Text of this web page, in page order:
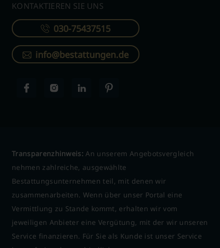
KONTAKTIEREN SIE UNS
030-75437515
info@bestattungen.de
Transparenzhinweis: An unserem Angebotsvergleich
nehmen zahlreiche, ausgewählte
Bestattungsunternehmen teil, mit denen wir
zusammenarbeiten. Wenn über unser Portal eine
Vermittlung zu Stande kommt, erhalten wir vom
jeweiligen Anbieter eine Vergütung, mit der wir unseren
Service finanzieren. Für Sie als Kunde ist unser Service